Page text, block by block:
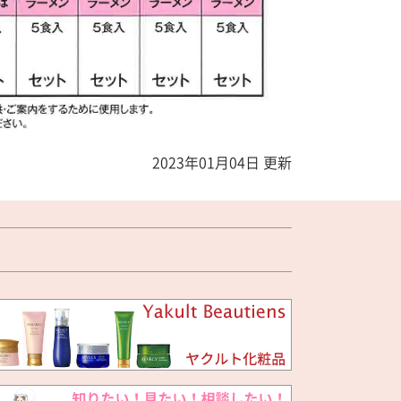
2023年01月04日 更新